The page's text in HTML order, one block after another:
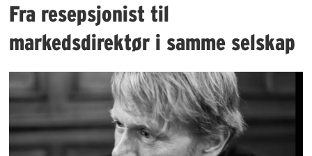
Fra resepsjonist til
markedsdirektør i samme selskap